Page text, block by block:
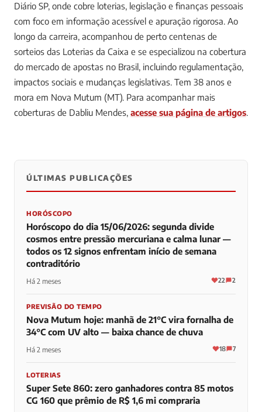
Diário SP, onde cobre loterias, legislação e finanças pessoais
com foco em informação acessível e apuração rigorosa. Ao
longo da carreira, acompanhou de perto centenas de
sorteios das Loterias da Caixa e se especializou na cobertura
do mercado de apostas no Brasil, incluindo regulamentação,
impactos sociais e mudanças legislativas. Tem 38 anos e
mora em Nova Mutum (MT). Para acompanhar mais
coberturas de Dabliu Mendes, acesse sua página de artigos.
0 0 0
ÚLTIMAS PUBLICAÇÕES
HORÓSCOPO
Horóscopo do dia 15/06/2026: segunda divide
cosmos entre pressão mercuriana e calma lunar —
todos os 12 signos enfrentam início de semana
contraditório
Há 2 meses 22 2
PREVISÃO DO TEMPO
Nova Mutum hoje: manhã de 21°C vira fornalha de
34°C com UV alto — baixa chance de chuva
Há 2 meses 18 7
LOTERIAS
Super Sete 860: zero ganhadores contra 85 motos
CG 160 que prêmio de R$ 1,6 mi compraria